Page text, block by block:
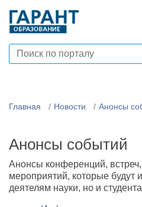
Главная Новости Анонсы
Анонсы событий
Анонсы конференций,
мероприятий, которые будут
деятелям науки, но и